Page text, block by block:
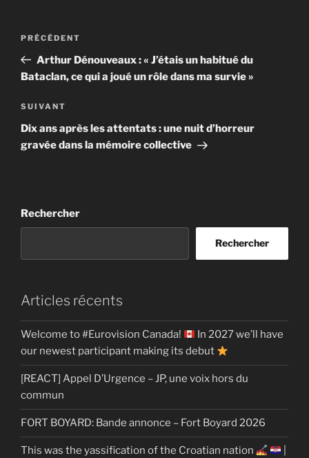
Navigation
l’article
Article
précédent
PRÉCÉDENT
Arthur Dénouveaux : « J’étais un habitué du
Bataclan, ce qui a joué un rôle dans ma survie »
Article
suivant
SUIVANT
Dix ans après les attentats : une nuit d’horreur
gravée dans la mémoire collective
Rechercher
Rechercher
Articles récents
Welcome to #Eurovision Canada!
In 2027 we’ll have
our newest participant making its debut
[REACT] Appel D’Urgence – JP, une voix hors du
commun
FORT BOYARD: Bande annonce – Fort Boyard 2026
This was the yassification of the Croatian nation